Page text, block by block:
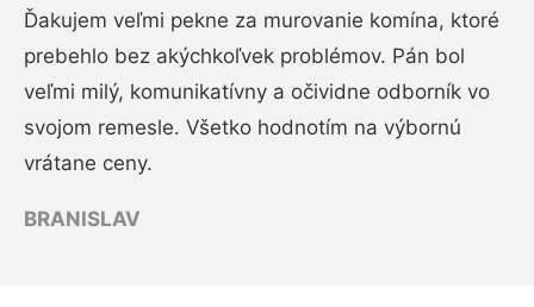
Ďakujem veľmi pekne za murovanie komína, ktoré
prebehlo bez akýchkoľvek problémov. Pán bol
veľmi milý, komunikatívny a očividne odborník vo
svojom remesle. Všetko hodnotím na výbornú
vrátane ceny.
BRANISLAV